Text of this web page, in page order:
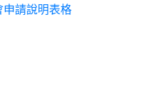
請說明表格